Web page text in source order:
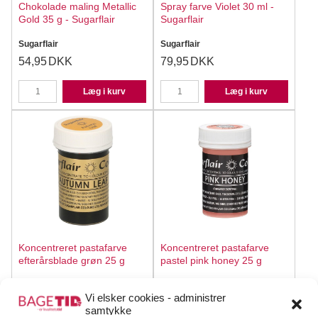
Vi elsker cookies - administrer
samtykke
Chokolade maling Metallic
Gold 35 g - Sugarflair
Sugarflair
54,95 DKK
Læg i kurv
Spray farve Violet 30 ml -
Sugarflair
Sugarflair
79,95 DKK
Læg i kurv
Koncentreret pastafarve
efterårsblade grøn 25 g
34,95 DKK
Koncentreret pastafarve
pastel pink honey 25 g
39,95 DKK